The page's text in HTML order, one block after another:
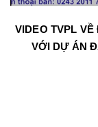
VIDEO TVPL
VỚI DỰ ÁN